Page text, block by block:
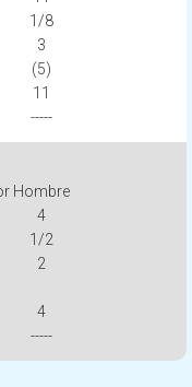
1/8
3
(5)
11
-----
Hombre
4
1/2
2
4
-----